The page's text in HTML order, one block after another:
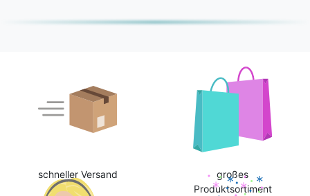
schneller Versand
großes
Produktsortiment